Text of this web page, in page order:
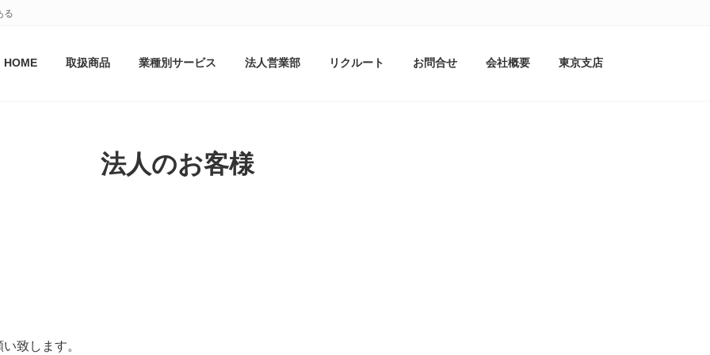
る
HOME 取扱商品 業種別サービス 法人営業部 リクルート お問合せ 会社概要 東京支店
法人のお客様
致します。